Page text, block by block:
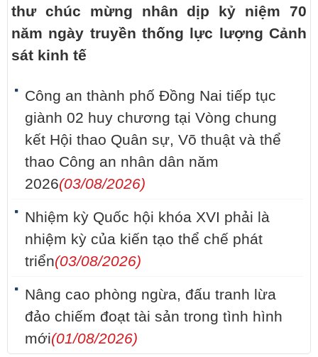
thư chúc mừng nhân dịp kỷ niệm 70
năm ngày truyền thống lực lượng Cảnh
sát kinh tế
Công an thành phố Đồng Nai tiếp tục
giành 02 huy chương tại Vòng chung
kết Hội thao Quân sự, Võ thuật và thể
thao Công an nhân dân năm
2026(03/08/2026)
Nhiệm kỳ Quốc hội khóa XVI phải là
nhiệm kỳ của kiến tạo thể chế phát
triển(03/08/2026)
Nâng cao phòng ngừa, đấu tranh lừa
đảo chiếm đoạt tài sản trong tình hình
mới(01/08/2026)